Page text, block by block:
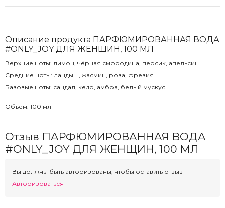
Описание продукта ПАРФЮМИРОВАННАЯ ВОДА
#ONLY_JOY ДЛЯ ЖЕНЩИН, 100 МЛ
Верхние ноты: лимон, чёрная смородина, персик, апельсин
Средние ноты: ландыш, жасмин, роза, фрезия
Базовые ноты: сандал, кедр, амбра, белый мускус
Объем: 100 мл
Отзыв ПАРФЮМИРОВАННАЯ ВОДА
#ONLY_JOY ДЛЯ ЖЕНЩИН, 100 МЛ
Вы должны быть авторизованы, чтобы оставить отзыв
Авторизоваться